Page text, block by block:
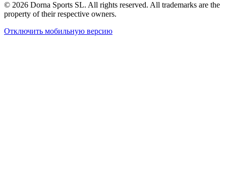
© 2026 Dorna Sports SL. All rights reserved. All trademarks are the
property of their respective owners.
Отключить мобильную версию